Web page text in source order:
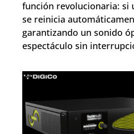
función revolucionaria: si
se reinicia
garantizando un sonido
espectáculo sin